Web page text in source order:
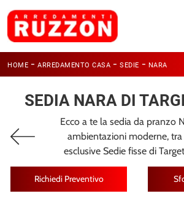
HOME - ARREDAMENTO CASA - SEDIE - NARA
SEDIA NARA DI
Ecco a te la sedia da pranzo
ambientazioni moderne, tra
esclusive Sedie fisse di
Richiedi Preventivo